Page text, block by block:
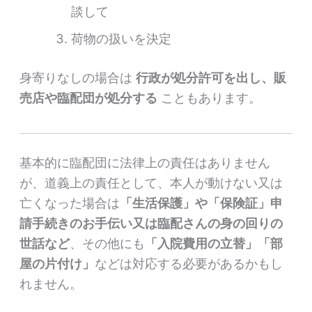
談して
荷物の扱いを決定
身寄りなしの場合は 行政が処分許可を出し、販
売店や臨配団が処分する こともあります。
基本的に臨配団に法律上の責任はありません
が、道義上の責任として、本人が動けない又は
亡くなった場合は 「生活保護」や「保険証」申
請手続きのお手伝い又は臨配さんの身の回りの
世話など、その他にも
「入院費用の立替」「部
屋の片付け」 などは対応する必要があるかもし
れません。